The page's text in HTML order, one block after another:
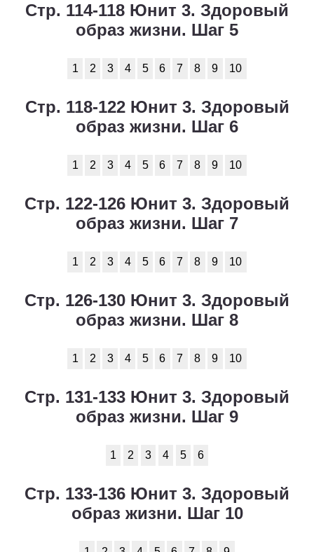
Стр. 114-118 Юнит 3. Здоровый
образ жизни. Шаг 5
1 2 3 4 5 6 7 8 9 10
Стр. 118-122 Юнит 3. Здоровый
образ жизни. Шаг 6
1 2 3 4 5 6 7 8 9 10
Стр. 122-126 Юнит 3. Здоровый
образ жизни. Шаг 7
1 2 3 4 5 6 7 8 9 10
Стр. 126-130 Юнит 3. Здоровый
образ жизни. Шаг 8
1 2 3 4 5 6 7 8 9 10
Стр. 131-133 Юнит 3. Здоровый
образ жизни. Шаг 9
1 2 3 4 5 6
Стр. 133-136 Юнит 3. Здоровый
образ жизни. Шаг 10